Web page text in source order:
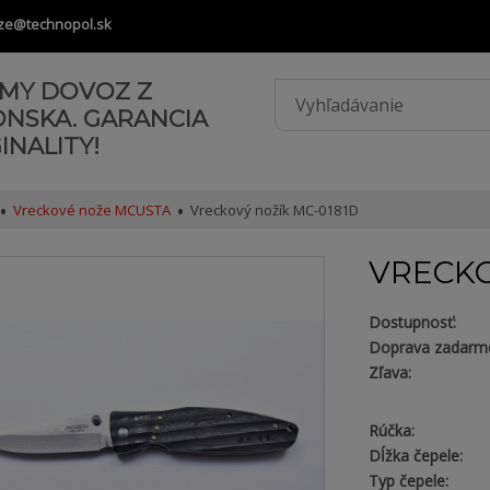
DOVOZ Z
GARANCIA
Vreckové nože MCUSTA Vreckový nožík MC-0181D
Dostupnosť:
Doprava
Zľava:
Rúčka:
Dĺžka čepele:
Typ čepele: